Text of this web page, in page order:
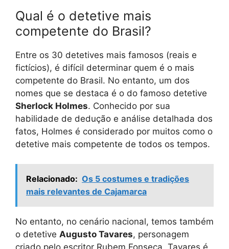
Qual é o detetive mais
competente do Brasil?
Entre os 30 detetives mais famosos (reais e
fictícios), é difícil determinar quem é o mais
competente do Brasil. No entanto, um dos
nomes que se destaca é o do famoso detetive
Sherlock Holmes. Conhecido por sua
habilidade de dedução e análise detalhada dos
fatos, Holmes é considerado por muitos como o
detetive mais competente de todos os tempos.
Relacionado: Os 5 costumes e tradições
mais relevantes de Cajamarca
No entanto, no cenário nacional, temos também
o detetive Augusto Tavares, personagem
criado pelo escritor Rubem Fonseca. Tavares é